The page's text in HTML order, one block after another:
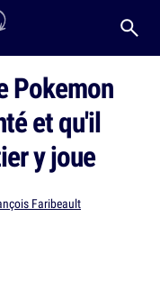
Pokemon
et qu'il
y joue
Faribeault